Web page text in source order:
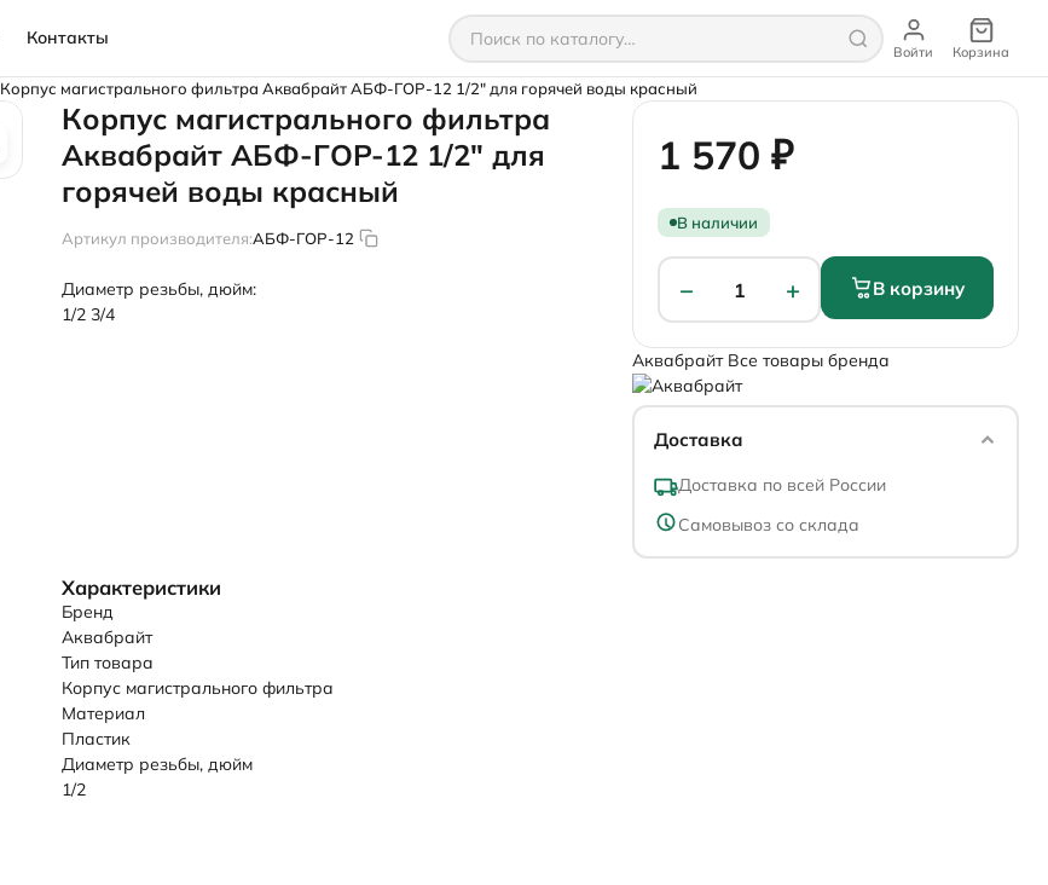
Контакты
Войти Корзина
Корпус магистрального фильтра Аквабрайт АБФ-ГОР-12 1/2" для горячей воды красный
Корпус магистрального фильтра
Аквабрайт АБФ-ГОР-12 1/2" для
горячей воды красный
Артикул производителя:АБФ-ГОР-12
Диаметр резьбы, дюйм:
1/2 3/4
1 570 ₽
В наличии
− 1 + В корзину
Аквабрайт Все товары бренда
Доставка
Доставка по всей России
Самовывоз со склада
Характеристики
Бренд
Аквабрайт
Тип товара
Корпус магистрального фильтра
Материал
Пластик
Диаметр резьбы, дюйм
1/2